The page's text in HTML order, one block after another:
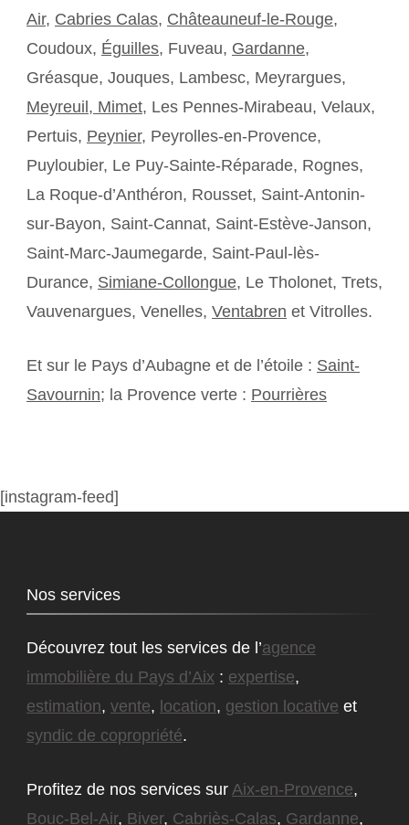
Air, Cabries Calas, Châteauneuf-le-Rouge,
Coudoux, Éguilles, Fuveau, Gardanne,
Gréasque, Jouques, Lambesc, Meyrargues,
Meyreuil, Mimet, Les Pennes-Mirabeau, Velaux,
Pertuis, Peynier, Peyrolles-en-Provence,
Puyloubier, Le Puy-Sainte-Réparade, Rognes,
La Roque-d’Anthéron, Rousset, Saint-Antonin-
sur-Bayon, Saint-Cannat, Saint-Estève-Janson,
Saint-Marc-Jaumegarde, Saint-Paul-lès-
Durance, Simiane-Collongue, Le Tholonet, Trets,
Vauvenargues, Venelles, Ventabren et Vitrolles.
Et sur le Pays d’Aubagne et de l’étoile : Saint-
Savournin; la Provence verte : Pourrières
[instagram-feed]
Nos services
Découvrez tout les services de l’agence
immobilière du Pays d’Aix : expertise,
estimation, vente, location, gestion locative et
syndic de copropriété.
Profitez de nos services sur Aix-en-Provence,
Bouc-Bel-Air, Biver, Cabriès-Calas, Gardanne,